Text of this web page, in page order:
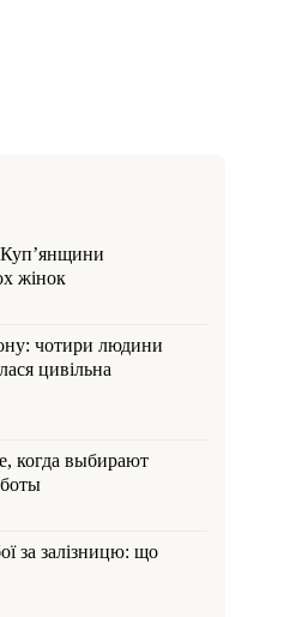
Куп’янщини
жінок
чотири людини
цивільна
когда выбирают
за залізницю: що